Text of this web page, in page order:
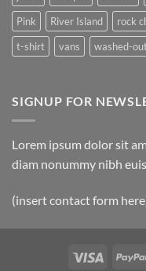
Pink
River Island rock
t-shirt
vans washed-
SIGNUP FOR
Lorem ipsum dolor sit
diam nonummy nibh
(insert contact form